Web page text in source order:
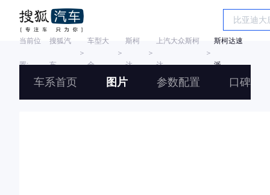
当前位
置:
搜狐汽
车
＞
车型大
全
＞
斯柯
达
＞
上汽大众斯柯
达
＞
斯柯达速
派
车系首页 图片 参数配置 口碑